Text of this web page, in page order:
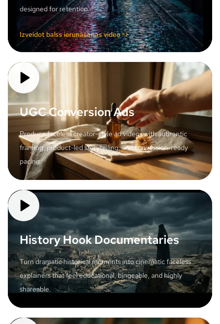
designed for retention.
Izveidot balss ierunāšanas video ->
UGC Conversion Ads
Produce faceless creator-style ad videos with authentic
framing, product-led storytelling, and conversion-ready
pacing.
History Hook Documentaries
Turn dramatic historical moments into cinematic faceless
explainers that feel educational, bingeable, and highly
shareable.